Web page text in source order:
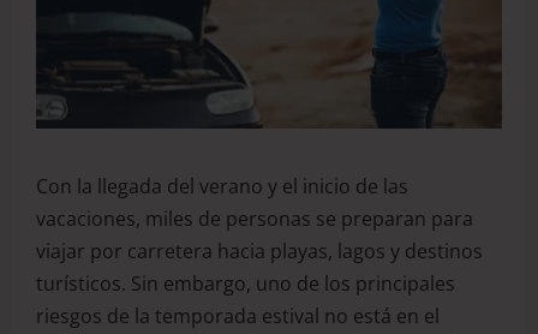
Con la llegada del verano y el inicio de las
vacaciones, miles de personas se preparan para
viajar por carretera hacia playas, lagos y destinos
turísticos. Sin embargo, uno de los principales
riesgos de la temporada estival no está en el